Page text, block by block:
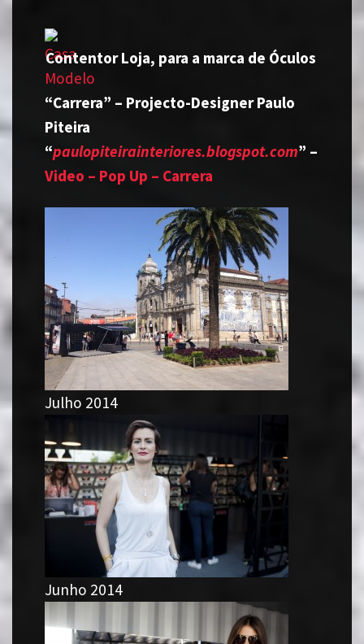
Contentor Loja, para a marca de Óculos
“Carrera” – Projecto-Designer Paulo
Piteira
“paulopiteirainteriores.blogspot.com” –
Video – Pop Up – Carrera
Julho 2014
Junho 2014